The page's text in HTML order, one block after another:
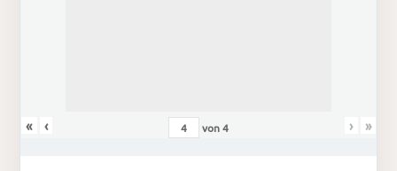
« ‹ von4 › »